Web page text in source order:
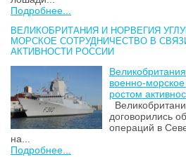
Подробнее...
ВЕЛИКОБРИТАНИЯ И НОРВЕГИЯ
МОРСКОЕ СОТРУДНИЧЕСТВО В
АКТИВНОСТИ РОССИИ
военно-морское
ростом
договорились
операций в
на...
Подробнее...